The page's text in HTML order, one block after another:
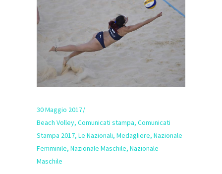
30 Maggio 2017
Beach Volley, Comunicati stampa, Comunicati
Stampa 2017, Le Nazionali, Medagliere, Nazionale
Femminile, Nazionale Maschile, Nazionale
Maschile